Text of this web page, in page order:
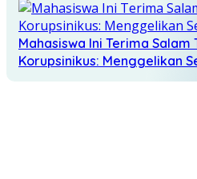
Mahasiswa Ini Terima Salam
Korupsinikus: Menggelikan